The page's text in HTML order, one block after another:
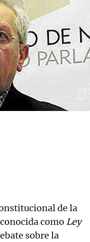
de la
como Ley
sobre la